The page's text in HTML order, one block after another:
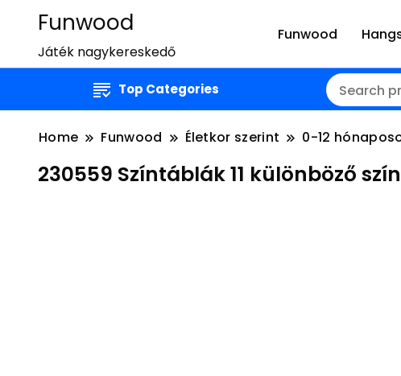
Funwood
Játék nagykereskedő
Funwood
Top Categories
Home Funwood Életkor szerint 0-12
230559 Színtáblák 11 különböző